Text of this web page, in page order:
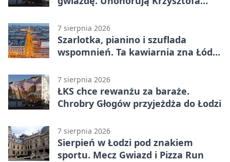
7 sierpnia 2026
Szarlotka, pianino i szuflada
wspomnień. Ta kawiarnia zna Łódź
7 sierpnia 2026
ŁKS chce rewanżu za baraże.
Chrobry Głogów przyjeżdża do Łodzi
7 sierpnia 2026
Sierpień w Łodzi pod znakiem
sportu. Mecz Gwiazd i Pizza Run